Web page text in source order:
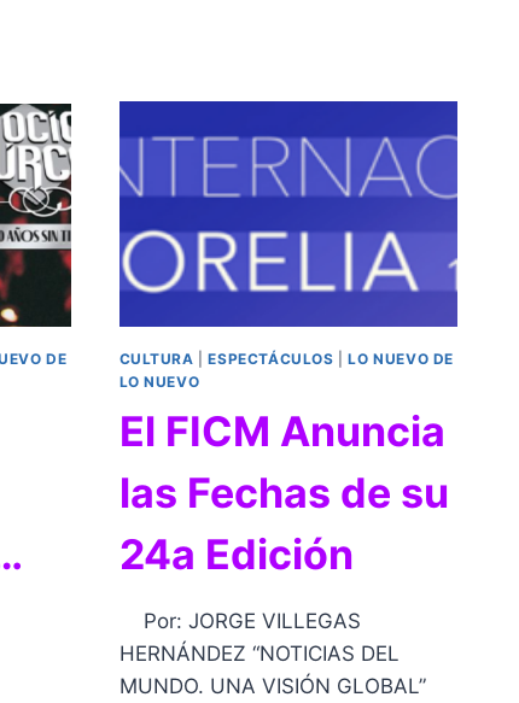
DE
CULTURA |ESPECTÁCULOS |LO NUEVO DE
LO NUEVO
El FICM Anuncia
las Fechas de su
24a Edición
Por: JORGE VILLEGAS
HERNÁNDEZ “NOTICIAS DEL
MUNDO. UNA VISIÓN GLOBAL”